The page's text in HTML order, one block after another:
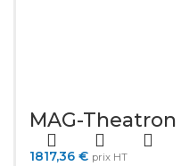
MAG-Theatron
1817,36 € prix HT